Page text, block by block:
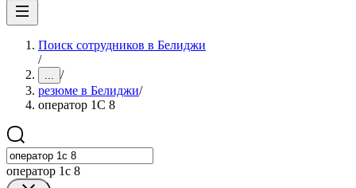
Поиск сотрудников в Белиджи
/
... /
резюме в Белиджи/
оператор 1С 8
оператор 1с 8